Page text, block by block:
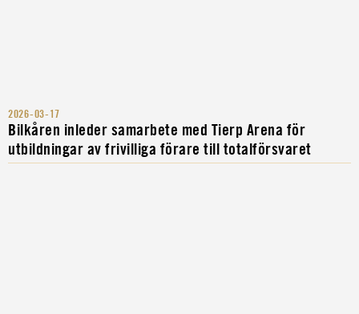
2026-03-17
Bilkåren inleder samarbete med Tierp Arena för
utbildningar av frivilliga förare till totalförsvaret